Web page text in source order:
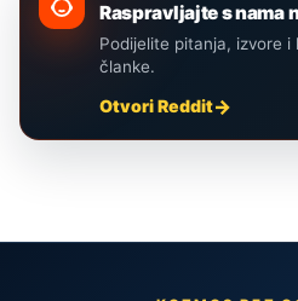
Raspravljajte s nama
Podijelite pitanja, izvore
članke.
Otvori Reddit